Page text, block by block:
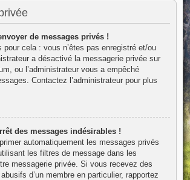
de messages privés !
pour cela : vous n’êtes pas enregistré et/ou
a désactivé la messagerie privée sur
ou l’administrateur vous a empêché
Contactez l’administrateur pour plus
des messages indésirables !
automatiquement les messages privés
les filtres de message dans les
messagerie privée. Si vous recevez des
d’un membre en particulier, rapportez